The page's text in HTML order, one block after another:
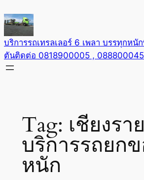
to
content
บริการรถเทรลเลอร์ 6 เพลา บรรทุกห
ตันติดต่อ 0818900005 ,
Tag: เชียงราย
บริการรถยก
หนัก